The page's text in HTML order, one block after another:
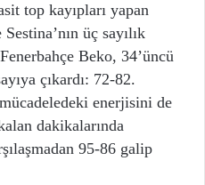
top kayıpları yapan
üç sayılık
Beko, 34’üncü
çıkardı: 72-82.
enerjisini de
dakikalarında
95-86 galip